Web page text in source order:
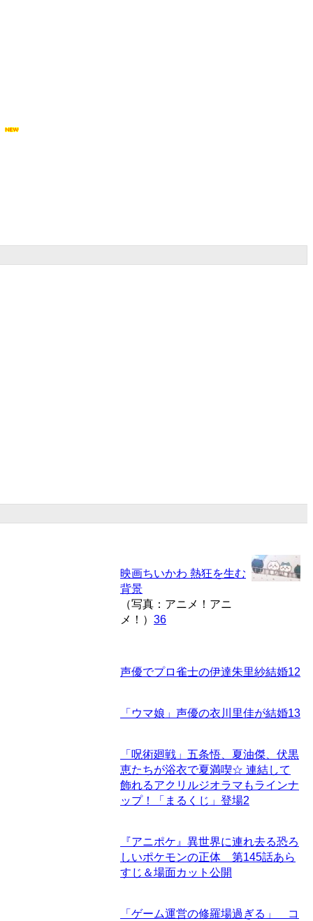
映画ちいかわ 熱狂を生む
背景
（写真：アニメ！アニ
メ！） 36
声優でプロ雀士の伊達朱里紗結婚12
「ウマ娘」声優の衣川里佳が結婚13
「呪術廻戦」五条悟、夏油傑、伏黒
恵たちが浴衣で夏満喫☆ 連結して
飾れるアクリルジオラマもラインナ
ップ！「まるくじ」登場2
『アニポケ』異世界に連れ去る恐ろ
しいポケモンの正体 第145話あら
すじ＆場面カット公開
「ゲーム運営の修羅場過ぎる」 コ